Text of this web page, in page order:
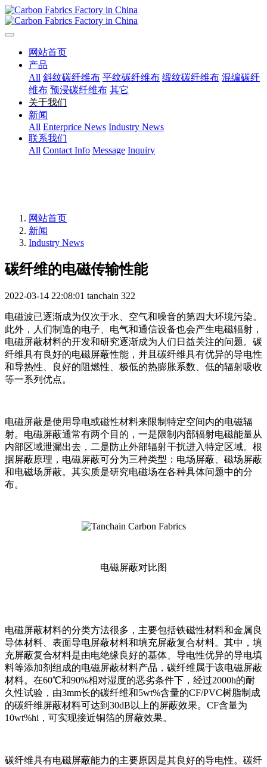
网站首页
产品
All 斜纹碳纤维布 平纹碳纤维布 缎纹碳纤维布 混编碳纤
维布 预浸碳纤维布 其它
关于我们
新闻
All Enterprice News Industry News
联系我们
All Contact Info Message Inquiry
网站首页
新闻
Industry News
碳纤维的电磁传输性能
2022-03-14 22:08:01 tanchain 322
电磁波已逐渐成为仅次于水、空气和噪音的第四大环境污染。
此外，人们制造的电子、电气和通信设备也会产生电磁辐射，
电磁屏蔽材料的开发和研究逐渐成为人们日益关注的问题。碳
纤维具有良好的电磁屏蔽性能，并且碳纤维具有优异的导电性
和导热性、良好的阻燃性、极低的热膨胀系数、低的辐射吸收
等一系列优点。
电磁屏蔽是使用导电或磁性材料来限制特定空间内的电磁辐
射。电磁屏蔽通常有两个目的，一是限制内部辐射电磁能量从
内部区域泄漏出去，二是防止外部辐射干扰进入特定区域。根
据屏蔽原理，电磁屏蔽可分为三种类型：电场屏蔽、磁场屏蔽
和电磁场屏蔽。其实质是研究电磁场在各种具体问题中的分
布。
电磁屏蔽对比图
电磁屏蔽材料的分类方法很多，主要包括铁磁性材料和金属良
导体材料、表面导电屏蔽材料和填充屏蔽复合材料。其中，填
充屏蔽复合材料是由电绝缘良好的基体、导电性优异的导电填
料等添加剂组成的电磁屏蔽材料产品，碳纤维属于该电磁屏蔽
材料。在60℃和90%相对湿度的恶劣条件下，经过2000h的耐
久性试验，由3mm长的碳纤维和5wt%含量的CF/PVC树脂制成
的碳纤维屏蔽材料可达到30dB以上的屏蔽效果。CF含量为
10wt%hi，可实现接近铜箔的屏蔽效果。
碳纤维具有电磁屏蔽能力的主要原因是其良好的导电性。碳纤